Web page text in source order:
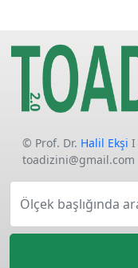
© Prof. Dr. Halil Ekşi I
toadizini@gmail.com
Ölçek başlığında